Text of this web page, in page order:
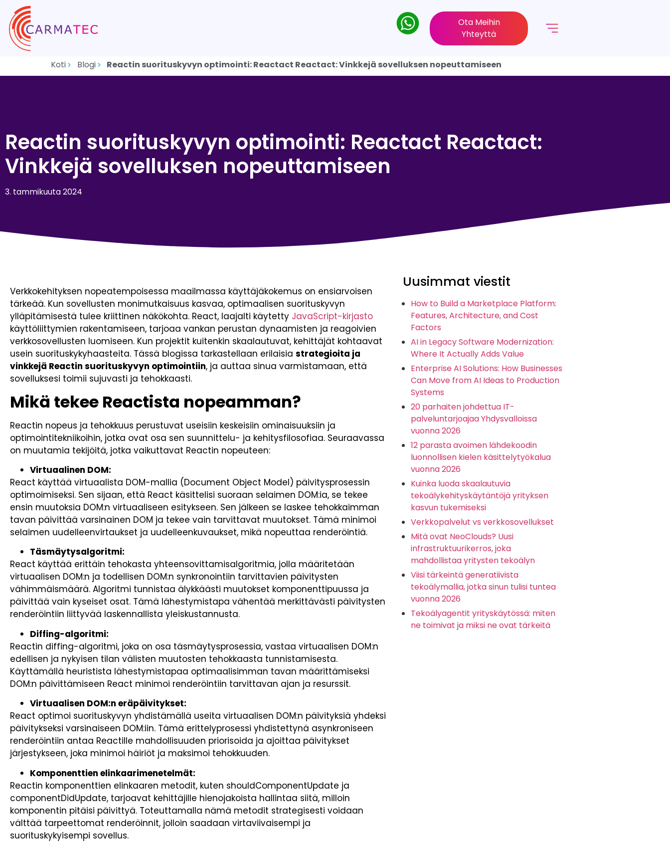
Ota Meihin
Yhteyttä
Koti Blogi Reactin suorituskyvyn optimointi: Reactact Reactact: Vinkkejä sovelluksen nopeuttamiseen
Reactin suorituskyvyn optimointi: Reactact Reactact:
Vinkkejä sovelluksen nopeuttamiseen
3. tammikuuta 2024
Verkkokehityksen nopeatempoisessa maailmassa käyttäjäkokemus on ensiarvoisen
tärkeää. Kun sovellusten monimutkaisuus kasvaa, optimaalisen suorituskyvyn
ylläpitämisestä tulee kriittinen näkökohta. React, laajalti käytetty JavaScript-kirjasto
käyttöliittymien rakentamiseen, tarjoaa vankan perustan dynaamisten ja reagoivien
verkkosovellusten luomiseen. Kun projektit kuitenkin skaalautuvat, kehittäjät kohtaavat
usein suorituskykyhaasteita. Tässä blogissa tarkastellaan erilaisia strategioita ja
vinkkejä Reactin suorituskyvyn optimointiin, ja auttaa sinua varmistamaan, että
sovelluksesi toimii sujuvasti ja tehokkaasti.
Mikä tekee Reactista nopeamman?
Reactin nopeus ja tehokkuus perustuvat useisiin keskeisiin ominaisuuksiin ja
optimointitekniikoihin, jotka ovat osa sen suunnittelu- ja kehitysfilosofiaa. Seuraavassa
on muutamia tekijöitä, jotka vaikuttavat Reactin nopeuteen:
Virtuaalinen DOM:
React käyttää virtuaalista DOM-mallia (Document Object Model) päivitysprosessin
optimoimiseksi. Sen sijaan, että React käsittelisi suoraan selaimen DOM:ia, se tekee
ensin muutoksia DOM:n virtuaaliseen esitykseen. Sen jälkeen se laskee tehokkaimman
tavan päivittää varsinainen DOM ja tekee vain tarvittavat muutokset. Tämä minimoi
selaimen uudelleenvirtaukset ja uudelleenkuvaukset, mikä nopeuttaa renderöintiä.
Täsmäytysalgoritmi:
React käyttää erittäin tehokasta yhteensovittamisalgoritmia, jolla määritetään
virtuaalisen DOM:n ja todellisen DOM:n synkronointiin tarvittavien päivitysten
vähimmäismäärä. Algoritmi tunnistaa älykkäästi muutokset komponenttipuussa ja
päivittää vain kyseiset osat. Tämä lähestymistapa vähentää merkittävästi päivitysten
renderöintiin liittyvää laskennallista yleiskustannusta.
Diffing-algoritmi:
Reactin diffing-algoritmi, joka on osa täsmäytysprosessia, vastaa virtuaalisen DOM:n
edellisen ja nykyisen tilan välisten muutosten tehokkaasta tunnistamisesta.
Käyttämällä heuristista lähestymistapaa optimaalisimman tavan määrittämiseksi
DOM:n päivittämiseen React minimoi renderöintiin tarvittavan ajan ja resurssit.
Virtuaalisen DOM:n eräpäivitykset:
React optimoi suorituskyvyn yhdistämällä useita virtuaalisen DOM:n päivityksiä yhdeksi
päivitykseksi varsinaiseen DOM:iin. Tämä erittelyprosessi yhdistettynä asynkroniseen
renderöintiin antaa Reactille mahdollisuuden priorisoida ja ajoittaa päivitykset
järjestykseen, joka minimoi häiriöt ja maksimoi tehokkuuden.
Komponenttien elinkaarimenetelmät:
Reactin komponenttien elinkaaren metodit, kuten shouldComponentUpdate ja
componentDidUpdate, tarjoavat kehittäjille hienojakoista hallintaa siitä, milloin
komponentin pitäisi päivittyä. Toteuttamalla nämä metodit strategisesti voidaan
välttää tarpeettomat renderöinnit, jolloin saadaan virtaviivaisempi ja
suorituskykyisempi sovellus.
Uusimmat viestit
How to Build a Marketplace Platform:
Features, Architecture, and Cost
Factors
AI in Legacy Software Modernization:
Where It Actually Adds Value
Enterprise AI Solutions: How Businesses
Can Move from AI Ideas to Production
Systems
20 parhaiten johdettua IT-
palveluntarjoajaa Yhdysvalloissa
vuonna 2026
12 parasta avoimen lähdekoodin
luonnollisen kielen käsittelytyökalua
vuonna 2026
Kuinka luoda skaalautuvia
tekoälykehityskäytäntöjä yrityksen
kasvun tukemiseksi
Verkkopalvelut vs verkkosovellukset
Mitä ovat NeoClouds? Uusi
infrastruktuurikerros, joka
mahdollistaa yritysten tekoälyn
Viisi tärkeintä generatiivista
tekoälymallia, jotka sinun tulisi tuntea
vuonna 2026
Tekoälyagentit yrityskäytössä: miten
ne toimivat ja miksi ne ovat tärkeitä